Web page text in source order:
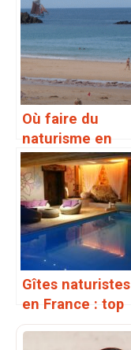
Où faire du
naturisme en
Bretagne ?
Gîtes naturistes
en France : top
10